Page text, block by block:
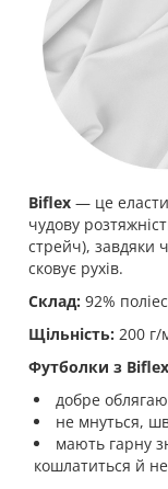
Biflex — це
чудову
стрейч), завдяки
сковує рухів.
Склад: 92%
Щільність: 200 г/
Футболки з
добре
не мнуться,
мають гарну
кошлатиться й